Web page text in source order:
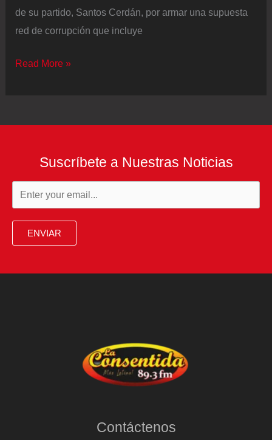
de su partido, Santos Cerdán, por armar una supuesta
red de corrupción que incluye
Oxígeno
Read More »
Suscríbete a Nuestras Noticias
ENVIAR
Contáctenos